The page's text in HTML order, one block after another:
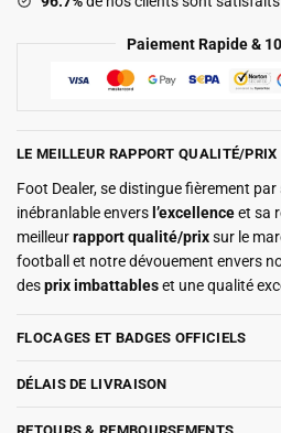
Paiement Rapide &
LE MEILLEUR RAPPORT QUALITÉ/PRIX
Foot Dealer, se distingue fièrement
inébranlable envers l’excellenceet sa
meilleurrapport qualité/prixsur le
football et notre dévouement envers
desprix imbattableset une qualité
FLOCAGES ET BADGES OFFICIELS
DÉLAIS DE LIVRAISON